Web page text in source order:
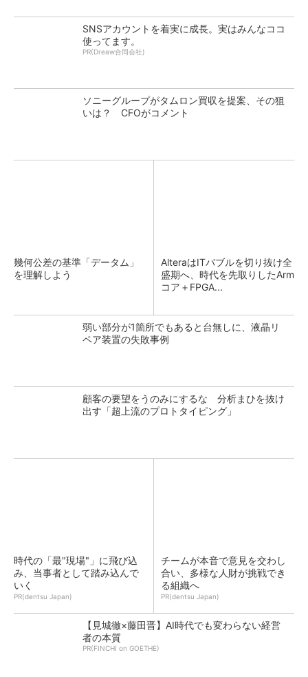
SNSアカウントを着実に成長。実はみんなココ
使ってます。
PR(Dreaw合同会社)
ソニーグループがタムロン買収を提案、その狙
いは？ CFOがコメント
幾何公差の基準「データム」
を理解しよう
AlteraはITバブルを切り抜け全
盛期へ、時代を先取りしたArm
コア＋FPGA...
弱い部分が1箇所でもあると台無しに、液晶リ
ペア装置の失敗事例
顧客の要望をうのみにするな 分析まひを抜け
出す「超上流のプロトタイピング」
時代の「最"現場"」に飛び込
み、当事者として踏み込んで
いく
PR(dentsu Japan)
チームが本音で意見を交わし
合い、多様な人財が挑戦でき
る組織へ
PR(dentsu Japan)
【見城徹×藤田晋】AI時代でも変わらない経営
者の本質
PR(FINCHI on GOETHE)